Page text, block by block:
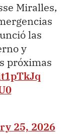
Miralles,
las
y
próximas
25, 2026